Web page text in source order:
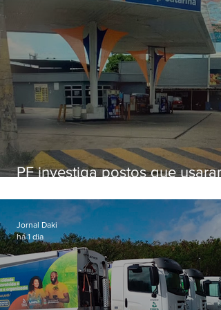
PF investiga postos que usaram
secretário morto em 2020
Jornal Daki
há 1 dia